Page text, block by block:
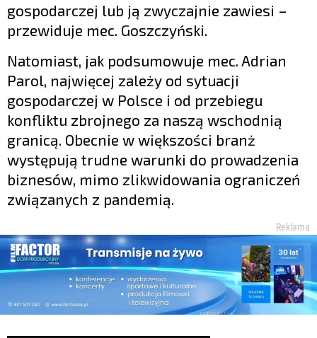
gospodarczej lub ją zwyczajnie zawiesi –
przewiduje mec. Goszczyński.
Natomiast, jak podsumowuje mec. Adrian
Parol, najwięcej zależy od sytuacji
gospodarczej w Polsce i od przebiegu
konfliktu zbrojnego za naszą wschodnią
granicą. Obecnie w większości branż
występują trudne warunki do prowadzenia
biznesów, mimo zlikwidowania ograniczeń
związanych z pandemią.
Reklama